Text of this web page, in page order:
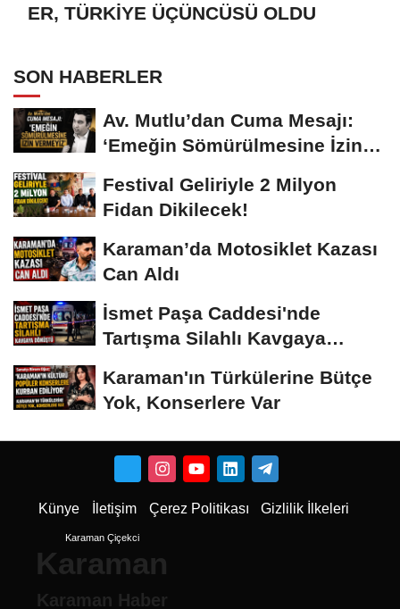
ER, TÜRKİYE ÜÇÜNCÜSÜ OLDU
SON HABERLER
Av. Mutlu’dan Cuma Mesajı:
‘Emeğin Sömürülmesine İzin
Festival Geliriyle 2 Milyon
Fidan Dikilecek!
Karaman’da Motosiklet Kazası
Can Aldı
İsmet Paşa Caddesi'nde
Tartışma Silahlı Kavgaya
Karaman'ın Türkülerine Bütçe
Yok, Konserlere Var
Künye İletişim Çerez Politikası Gizlilik İlkeleri
Karaman Çiçekci
Karaman
Karaman Haber